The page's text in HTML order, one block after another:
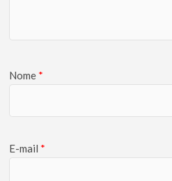
Nome *
E-mail *